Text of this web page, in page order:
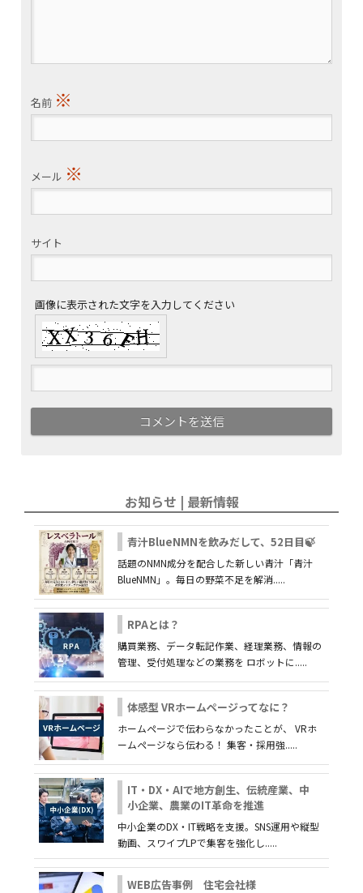
名前 ※
メール ※
サイト
画像に表示された文字を入力してください
お知らせ | 最新情報
青汁BlueNMNを飲みだして、52日目🍃
話題のNMN成分を配合した新しい青汁「青汁
BlueNMN」。毎日の野菜不足を解消.....
RPAとは？
購買業務、データ転記作業、経理業務、情報の
管理、受付処理などの業務を ロボットに.....
体感型 VRホームページってなに？
ホームページで伝わらなかったことが、 VRホ
ームページなら伝わる！ 集客・採用強.....
IT・DX・AIで地方創生、伝統産業、中
小企業、農業のIT革命を推進
中小企業のDX・IT戦略を支援。SNS運用や縦型
動画、スワイプLPで集客を強化し.....
WEB広告事例 住宅会社様